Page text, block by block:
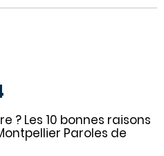
? Les 10 bonnes raisons
Paroles de